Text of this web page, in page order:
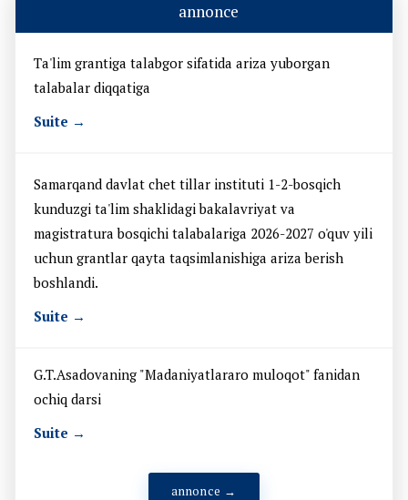
annonce
Ta'lim grantiga talabgor sifatida ariza yuborgan
talabalar diqqatiga
Suite →
Samarqand davlat chet tillar instituti 1-2-bosqich
kunduzgi ta'lim shaklidagi bakalavriyat va
magistratura bosqichi talabalariga 2026-2027 o'quv yili
uchun grantlar qayta taqsimlanishiga ariza berish
boshlandi.
Suite →
G.T.Asadovaning "Madaniyatlararo muloqot" fanidan
ochiq darsi
Suite →
annonce →